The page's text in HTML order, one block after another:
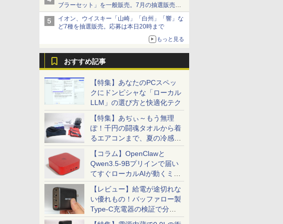
ブラーセット」を一般販売。7月の抽選販売の
当選無効分
イオン、ウイスキー「山崎」「白州」「響」な
ど7種を抽選販売。応募は本日20時まで
もっと見る
おすすめ記事
【特集】あなたのPCスペッ
クにドンピシャな「ローカル
LLM」の選び方と快適化テク
【特集】あぢぃ～もう無理
ぽ！千円の闘魂タオルから着
るエアコンまで、夏の冷感グ
ッズ一挙紹介
【コラム】OpenClawと
Qwen3.5-9Bプリインで届い
てすぐローカルAIが動くミニ
PC「SER9 Pro」
【レビュー】給電が途切れな
い優れもの！バッファロー製
Type-C充電器の検証で分か
ったこと